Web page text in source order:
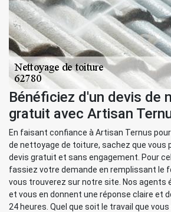
Bénéficiez d'un devis de
gratuit avec Artisan
En faisant confiance à Artisan Ternus
de nettoyage de toiture, sachez que vous
devis gratuit et sans engagement. Pour
fassiez votre demande en remplissant le
vous trouverez sur notre site. Nos agents
et vous en donnent une réponse claire et
24 heures. Quel que soit le travail que